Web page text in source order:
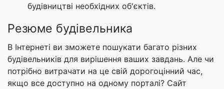
будівництві необхідних об'єктів.
Резюме будівельника
В Інтернеті ви зможете пошукати багато різних
будівельників для вирішення ваших завдань. Але чи
потрібно витрачати на це свій дорогоцінний час,
якщо все доступно на одному порталі? Сайт